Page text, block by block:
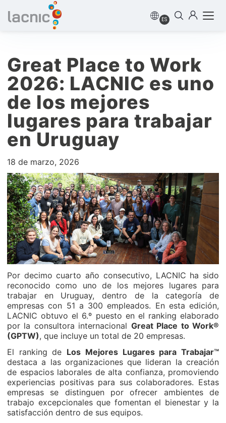
ES
Great Place to Work
2026: LACNIC es uno
de los mejores
lugares para trabajar
en Uruguay
18 de marzo, 2026
Por decimo cuarto año consecutivo, LACNIC ha sido
reconocido como uno de los mejores lugares para
trabajar en Uruguay, dentro de la categoría de
empresas con 51 a 300 empleados. En esta edición,
LACNIC obtuvo el 6.º puesto en el ranking elaborado
por la consultora internacional Great Place to Work®
(GPTW), que incluye un total de 20 empresas.
El ranking de Los Mejores Lugares para Trabajar™
destaca a las organizaciones que lideran la creación
de espacios laborales de alta confianza, promoviendo
experiencias positivas para sus colaboradores. Estas
empresas se distinguen por ofrecer ambientes de
trabajo excepcionales que fomentan el bienestar y la
satisfacción dentro de sus equipos.